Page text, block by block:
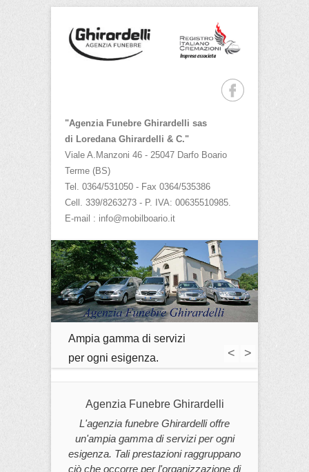
"Agenzia Funebre Ghirardelli sas
di Loredana Ghirardelli & C."
Viale A.Manzoni 46 - 25047 Darfo Boario
Terme (BS)
Tel. 0364/531050 - Fax 0364/535386
Cell. 339/8263273 - P. IVA: 00635510985.
E-mail : info@mobilboario.it
Menu principale
Salta al contenuto
Ampia gamma di servizi
per ogni esigenza.
< >
Agenzia Funebre Ghirardelli
L'agenzia funebre Ghirardelli offre
un'ampia gamma di servizi per ogni
esigenza. Tali prestazioni raggruppano
ciò che occorre per l'organizzazione di